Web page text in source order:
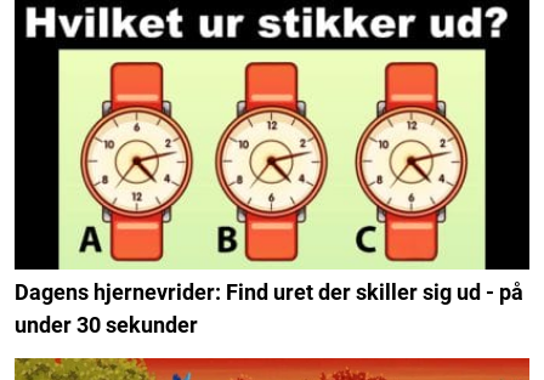
Dagens hjernevrider: Find uret der skiller sig ud - på
under 30 sekunder